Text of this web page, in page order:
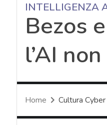
INTELLIGENZA
Bezos
l’AI
Home Cultura Cyber